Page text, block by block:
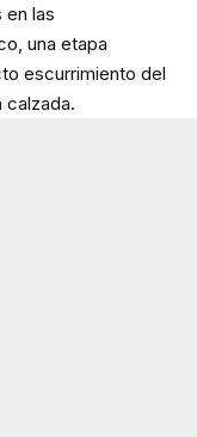
las
una etapa
escurrimiento del
calzada.